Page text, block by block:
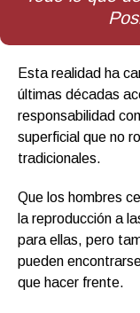
Esta realidad ha
últimas décadas
responsabilidad
superficial que no
tradicionales.
Que los hombres
la reproducción a
para ellas, pero
pueden
que hacer frente.